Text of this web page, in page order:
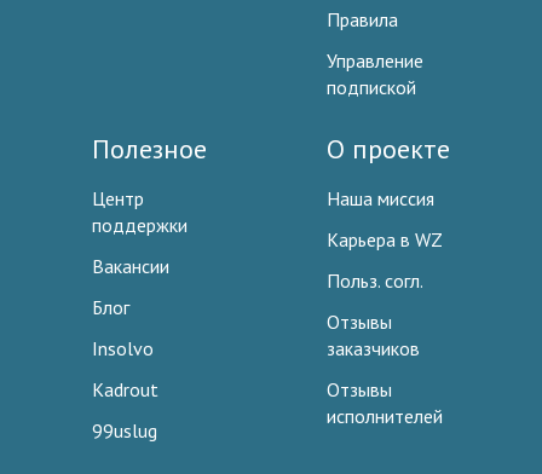
Правила
Управление
подпиской
Полезное
Центр
поддержки
Вакансии
Блог
Insolvo
Kadrout
99uslug
О проекте
Наша миссия
Карьера в WZ
Польз. согл.
Отзывы
заказчиков
Отзывы
исполнителей